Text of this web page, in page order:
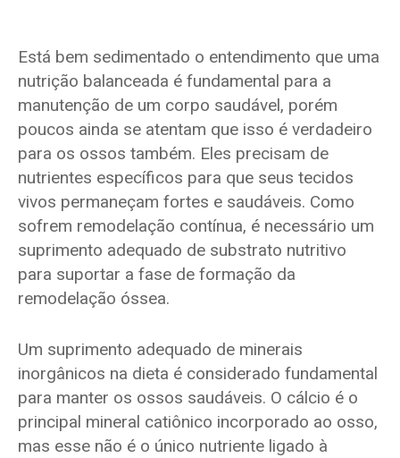
Está bem sedimentado o entendimento que uma
nutrição balanceada é fundamental para a
manutenção de um corpo saudável, porém
poucos ainda se atentam que isso é verdadeiro
para os ossos também. Eles precisam de
nutrientes específicos para que seus tecidos
vivos permaneçam fortes e saudáveis. Como
sofrem remodelação contínua, é necessário um
suprimento adequado de substrato nutritivo
para suportar a fase de formação da
remodelação óssea.
Um suprimento adequado de minerais
inorgânicos na dieta é considerado fundamental
para manter os ossos saudáveis. O cálcio é o
principal mineral catiônico incorporado ao osso,
mas esse não é o único nutriente ligado à